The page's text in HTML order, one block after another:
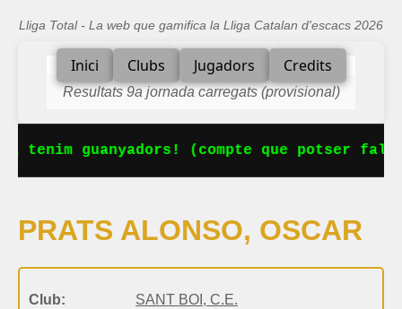
Lliga Total - La web que gamifica la Lliga Catalan d'escacs 2026
Inici Clubs Jugadors Credits
Resultats 9a jornada carregats (provisional)
tenim guanyadors! (compte que potser
PRATS ALONSO, OSCAR
Club:
SANT BOI, C.E.